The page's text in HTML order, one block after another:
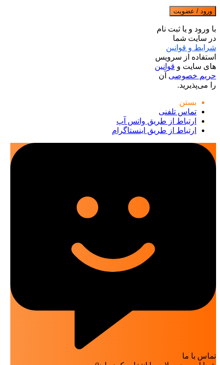
ورود / عضویت
با ورود و یا ثبت نام
در سایت شما
شرایط و قوانین
استفاده از سرویس
های سایت و قوانین
حریم خصوصی آن
را می‌پذیرید.
بستن
تماس تلفنی
ارتباط از طریق واتس آپ
ارتباط از طریق اینستاگرام
تماس با ما